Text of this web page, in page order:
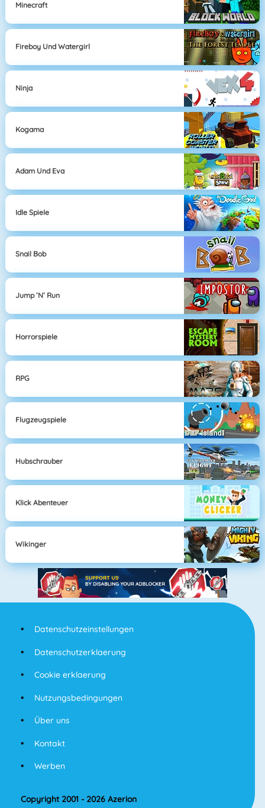
Minecraft
Fireboy Und Watergirl
Ninja
Kogama
Adam Und Eva
Idle Spiele
Snail Bob
Jump ’n’ Run
Horrorspiele
RPG
Flugzeugspiele
Hubschrauber
Klick Abenteuer
Wikinger
Datenschutzeinstellungen
Datenschutzerklaerung
Cookie erklaerung
Nutzungsbedingungen
Über uns
Kontakt
Werben
Copyright 2001 - 2026 Azerion